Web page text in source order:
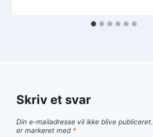
Skriv et svar
Din e-mailadresse vil ikke blive publiceret.
er markeret med *